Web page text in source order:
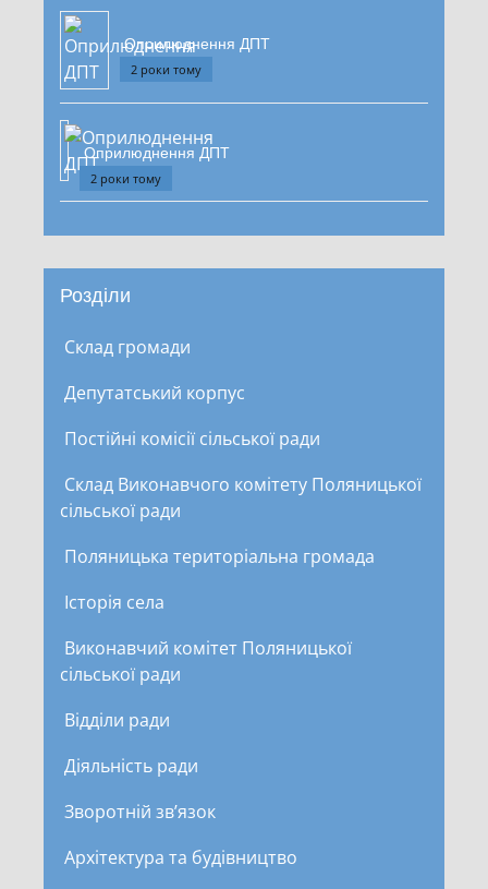
Оприлюднення ДПТ
2 роки тому
Оприлюднення ДПТ
2 роки тому
Розділи
Склад громади
Депутатський корпус
Постійні комісії сільської ради
Склад Виконавчого комітету Поляницької
сільської ради
Поляницька територіальна громада
Історія села
Виконавчий комітет Поляницької
сільської ради
Відділи ради
Діяльність ради
Зворотній зв’язок
Архітектура та будівництво